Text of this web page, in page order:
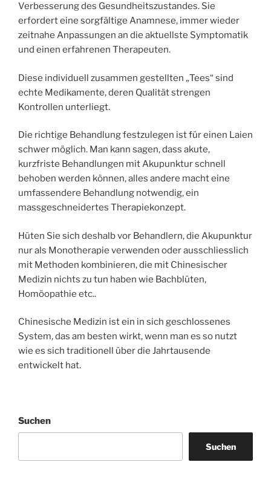
Verbesserung des Gesundheitszustandes. Sie
erfordert eine sorgfältige Anamnese, immer wieder
zeitnahe Anpassungen an die aktuellste Symptomatik
und einen erfahrenen Therapeuten.
Diese individuell zusammen gestellten „Tees“ sind
echte Medikamente, deren Qualität strengen
Kontrollen unterliegt.
Die richtige Behandlung festzulegen ist für einen Laien
schwer möglich. Man kann sagen, dass akute,
kurzfriste Behandlungen mit Akupunktur schnell
behoben werden können, alles andere macht eine
umfassendere Behandlung notwendig, ein
massgeschneidertes Therapiekonzept.
Hüten Sie sich deshalb vor Behandlern, die Akupunktur
nur als Monotherapie verwenden oder ausschliesslich
mit Methoden kombinieren, die mit Chinesischer
Medizin nichts zu tun haben wie Bachblüten,
Homöopathie etc..
Chinesische Medizin ist ein in sich geschlossenes
System, das am besten wirkt, wenn man es so nutzt
wie es sich traditionell über die Jahrtausende
entwickelt hat.
Suchen
Suchen